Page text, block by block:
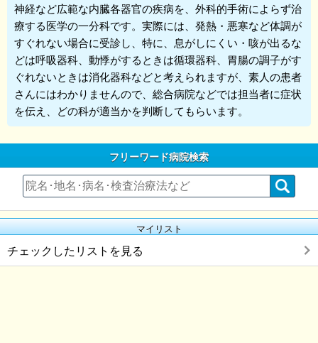
神経など広範な内臓各器官の疾病を、外科的手術によらず治
療する医学の一分科です。実際には、発熱・悪寒など体調が
すぐれない場合に受診し、特に、息がしにくい・咳が出るな
どは呼吸器科、動悸がするときは循環器科、胃腸の調子がす
ぐれないときは消化器科などと考えられますが、素人の患者
さんにはわかりませんので、総合病院などでは担当者に症状
を伝え、どの科が適当かを判断してもらいます。
フリーワード病院検索
マイリスト
チェックしたリストを見る